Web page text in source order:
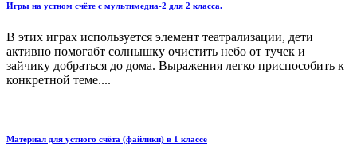
Игры на устном счёте с мультимедиа-2 для 2 класса.
В этих играх используется элемент театрализации, дети
активно помогабт солнышку очистить небо от тучек и
зайчику добраться до дома. Выражения легко приспособить к
конкретной теме....
Материал для устного счёта (файлики) в 1 классе